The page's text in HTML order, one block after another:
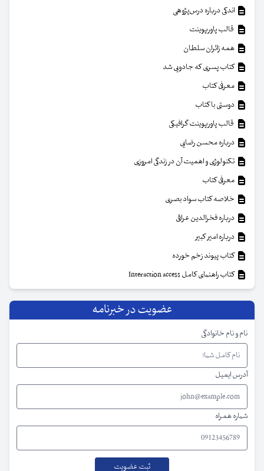
اندکی درباره درس‌پژوهی
قالب پاورپوینت
همه زائران سلطان
کتاب پسری که جادویی شد
معرفی کتاب
دوستی با کتاب
قالب پاورپوینت گرافیکی
درباره محسن رضایی
تکنولوژی و اهمیت آن در زندگی امروزی
معرفی کتاب
خلاصه کتاب سواد بصری
درباره فخرالدین عراقی
درباره امیر کبیر
کتاب پیوند زخم خورده
کتاب راهنمای کامل Interaction access
عضویت در خبرنامه
نام و نام خانوادگی
آدرس ایمیل
شماره همراه